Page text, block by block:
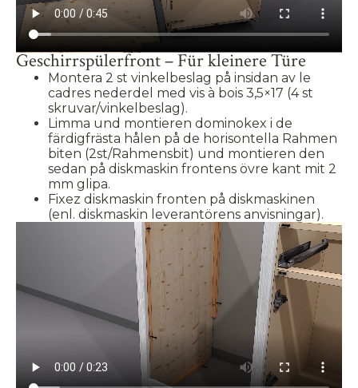
Geschirrspülerfront – Für kleinere Türe
Montera 2 st vinkelbeslag på insidan av le
cadres nederdel med vis à bois 3,5×17 (4 st
skruvar/vinkelbeslag).
Limma und montieren dominokex i de
färdigfrästa hålen på de horisontella Rahmen
biten (2st/Rahmensbit) und montieren den
sedan på diskmaskin frontens övre kant mit 2
mm glipa.
Fixez diskmaskin fronten på diskmaskinen
(enl. diskmaskin leverantörens anvisningar).